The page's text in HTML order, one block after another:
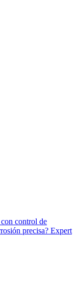
control de
precisa? Expert